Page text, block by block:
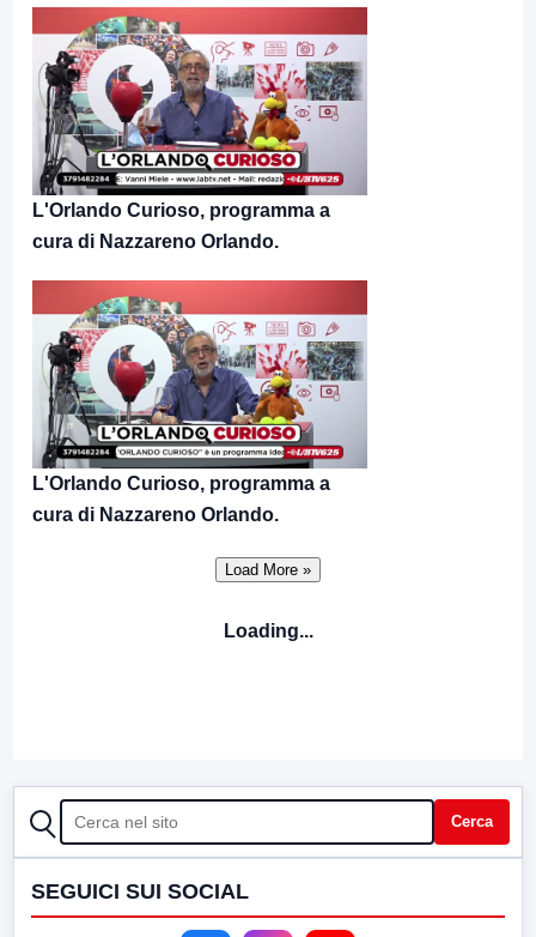
L'Orlando Curioso, programma a
cura di Nazzareno Orlando.
L'Orlando Curioso, programma a
cura di Nazzareno Orlando.
Loading...
CERCA Cerca
SEGUICI SUI SOCIAL